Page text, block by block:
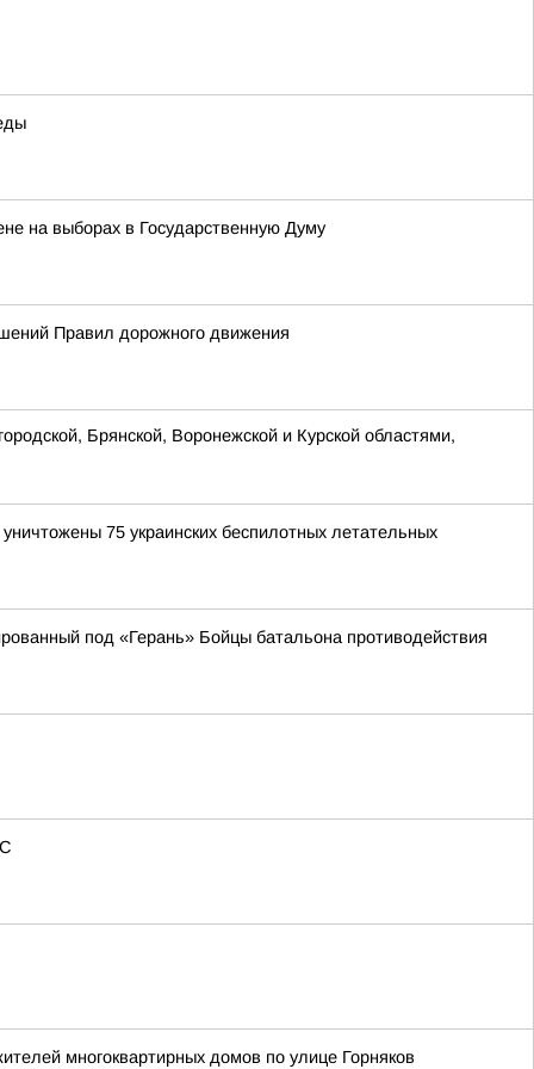
на выборах в Государственную Думу
Правил дорожного движения
Брянской, Воронежской и Курской областями,
75 украинских беспилотных летательных
под «Герань» Бойцы батальона противодействия
многоквартирных домов по улице Горняков